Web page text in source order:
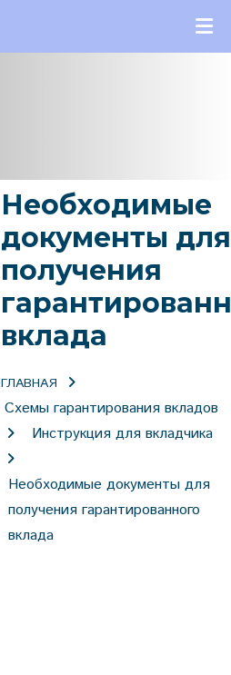
Необходимые
документы для
получения
вклада
ГЛАВНАЯ
Схемы гарантирования вкладов
Инструкция для вкладчика
Необходимые документы для
получения гарантированного
вклада